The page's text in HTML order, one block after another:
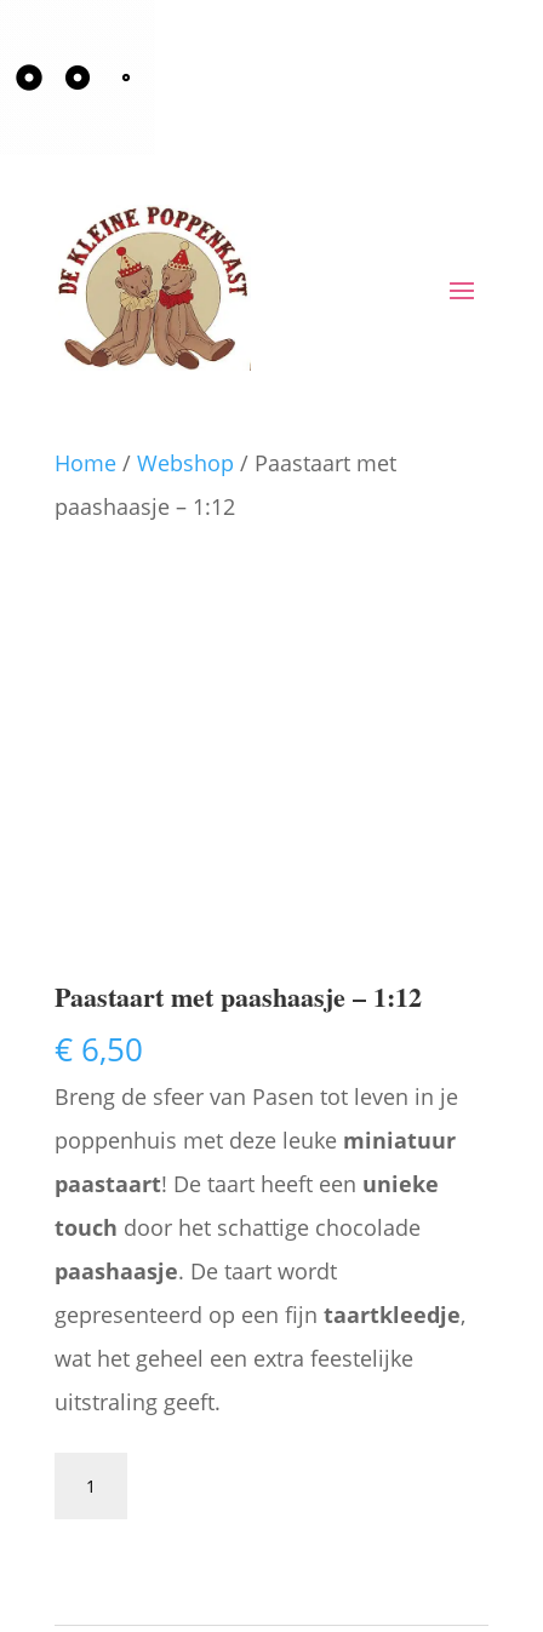
Home/ Webshop / Paastaart met
paashaasje – 1:12
Paastaart met paashaasje – 1:12
€6,50
Breng de sfeer van Pasen tot leven in je
poppenhuis met deze leuke miniatuur
paastaart! De taart heeft een unieke
touch door het schattige chocolade
paashaasje. De taart wordt
gepresenteerd op een fijn taartkleedje,
wat het geheel een extra feestelijke
uitstraling geeft.
Paastaart